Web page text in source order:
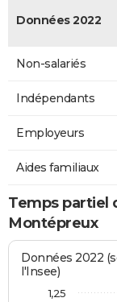
Données 2022
Non-salariés
Indépendants
Employeurs
Aides familiaux
Temps partiel
Montépreux
Données 2022
l'Insee)
1,25